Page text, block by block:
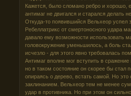
Кажется, было сломано ребро и хорошо,
антимаг не двигался и старался делать
Откуда-то появившийся Вельхеор успел
Ребеллатрикс от смертоносного удара
давало ему возможности использовать
головокружение уменьшилось, а боль
исчезло - для этого явно требовалась
Антимаг вполне мог вступить в
но в таком состояние он скорее бы стал
опираясь о дерево, встать самой. Но
заклинанием. Вельхеор тем не менее
удар в противника. Но при этом он